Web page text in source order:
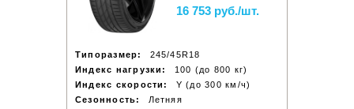
16 753 руб./шт.
Типоразмер:
245/45R18
Индекс нагрузки:
100 (до 800 кг)
Индекс скорости:
Y (до 300 км/ч)
Сезонность:
Летняя